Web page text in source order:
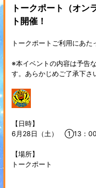
トークポート（オン
ト開催！
トークポートご利用にあた
※本イベントの内容は予告
す。あらかじめご了承下さ
【日時】
6月28日（土） ①13：
【場所】
トークポート